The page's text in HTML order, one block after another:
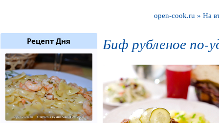
open-cook.ru » На
Рецепт Дня Биф рубленое по-